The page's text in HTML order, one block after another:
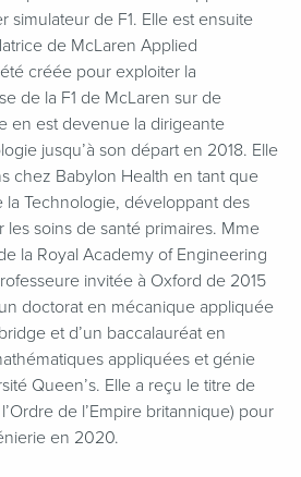
simulateur de F1. Elle est ensuite
de McLaren Applied
créée pour exploiter la
de la F1 de McLaren sur de
en est devenue la dirigeante
jusqu’à son départ en 2018. Elle
chez Babylon Health en tant que
la Technologie, développant des
les soins de santé primaires. Mme
la Royal Academy of Engineering
invitée à Oxford de 2015
doctorat en mécanique appliquée
et d’un baccalauréat en
appliquées et génie
Queen’s. Elle a reçu le titre de
de l’Empire britannique) pour
en 2020.